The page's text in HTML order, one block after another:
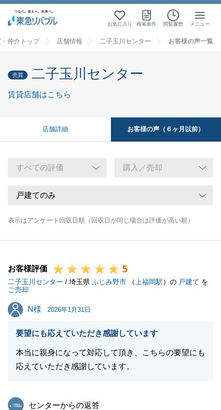
お気に入り 検索条件 閲覧履歴 メニュー
仲介トップ 店舗情報 二子玉川センター お客様の声一覧
売買 二子玉川センター
賃貸店舗はこちら
店舗詳細 お客様の声（６ヶ月以前）
表示はアンケート回収日順（回収日が同じ場合は評価が高い順）
お客様評価 5
二子玉川センター / 埼玉県 ふじみ野市 （ 上福岡駅）の 戸建て を
ご売却
N様
N様 2026年1月31日
要望にも応えていただき感謝しています
本当に親身になって対応して頂き、こちらの要望にも
応えていただき感謝しています。
東急リバブル
センターからの返答